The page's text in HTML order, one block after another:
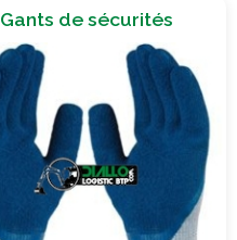
Gants de sécurités